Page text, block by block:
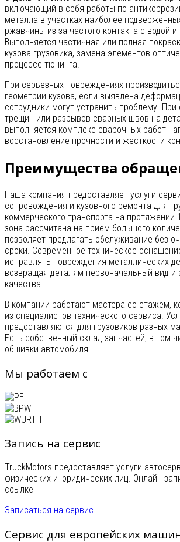
включающий в себя работы по
металла в участках наиболее
ржавчины из-за частого контакта с водой и
Выполняется частичная или полная
кузова грузовика, замена элементов
процессе тюнинга.
При серьезных повреждениях
геометрии кузова, если выявлена
сотрудники могут устранить проблему.
трещин или разрывов сварных швов на
выполняется комплекс сварочных работ
восстановление прочности и жесткости
Преимущества
Наша компания предоставляет услуги
сопровождения и кузовного ремонта для
коммерческого транспорта на протяжении
зона рассчитана на прием большого
позволяет предлагать обслуживание без
сроки. Современное техническое
исправлять повреждения металлических
возвращая деталям первоначальный вид и
качества.
В компании работают мастера со стажем,
из специалистов технического сервиса.
предоставляются для грузовиков разных
Есть собственный склад запчастей, в том
обшивки автомобиля.
Мы работаем с
Запись на сервис
TruckMotors предоставляет услуги
физических и юридических лиц. Онлайн
ссылке
Записаться на сервис
Сервис для европейских